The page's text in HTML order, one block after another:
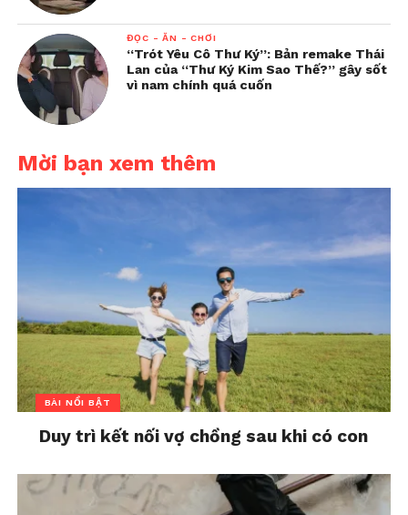
ĐỌC - ĂN - CHƠI
“Trót Yêu Cô Thư Ký”: Bản remake Thái
Lan của “Thư Ký Kim Sao Thế?” gây sốt
vì nam chính quá cuốn
Mời bạn xem thêm
BÀI NỔI BẬT
Duy trì kết nối vợ chồng sau khi có con